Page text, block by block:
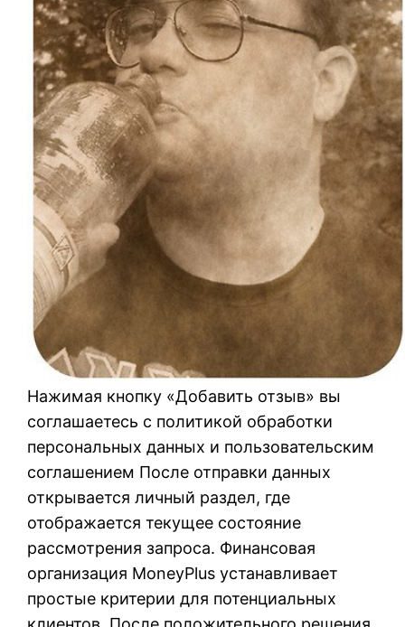
Нажимая кнопку «Добавить отзыв» вы
соглашаетесь с политикой обработки
персональных данных и пользовательским
соглашением После отправки данных
открывается личный раздел, где
отображается текущее состояние
рассмотрения запроса. Финансовая
организация MoneyPlus устанавливает
простые критерии для потенциальных